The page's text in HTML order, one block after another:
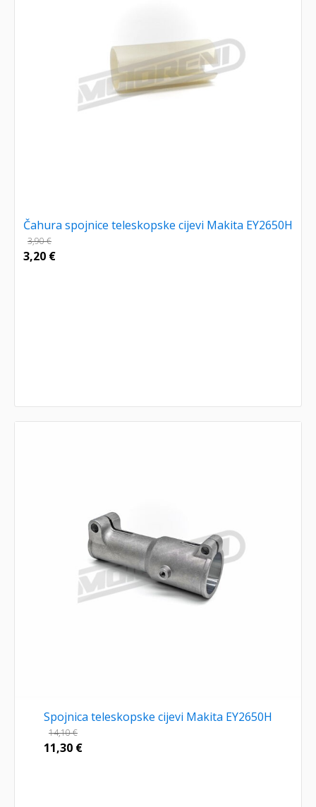
Čahura spojnice teleskopske cijevi Makita EY2650H
3,90€
3,20 €
Spojnica teleskopske cijevi Makita EY2650H
14,10€
11,30 €